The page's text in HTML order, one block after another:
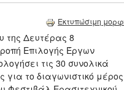
Εκτυπώσιμη
της Δευτέρας 8
Επιλογής Έργων
τις 30 συνολικά
για το διαγωνιστικό μέρος